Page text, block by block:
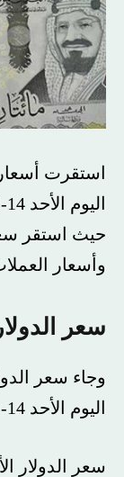
استقرت أسعار
حيث استقر
وأسعار
سعر
وجاء سعر
اليوم الأحد 14-2-1446، كالآتي:
سعر الدولار